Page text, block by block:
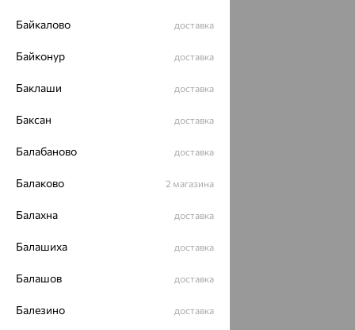
Байкалово доставка
Байконур доставка
Баклаши доставка
Баксан доставка
Балабаново доставка
Балаково 2 магазина
Балахна доставка
Балашиха доставка
Балашов доставка
Балезино доставка